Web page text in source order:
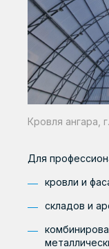
Кровля ангара,
Для
кровли и
складов и